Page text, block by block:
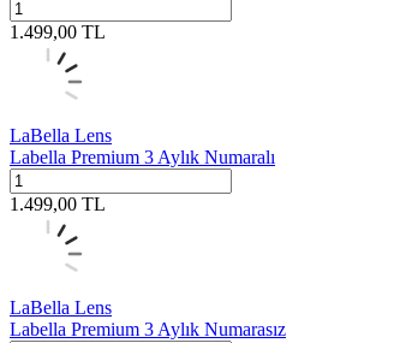
1.499,00 TL
LaBella Lens
Labella Premium 3 Aylık Numaralı
1.499,00 TL
LaBella Lens
Labella Premium 3 Aylık Numarasız